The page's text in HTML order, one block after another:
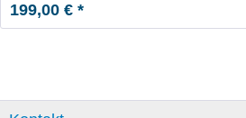
199,00 € *